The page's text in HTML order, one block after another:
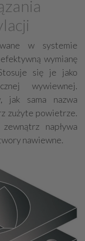
odwodnień
instalacje
w systemie
wymianę
się je jako
wywiewnej.
jak sama nazwa
zużyte powietrze.
napływa
nawiewne.